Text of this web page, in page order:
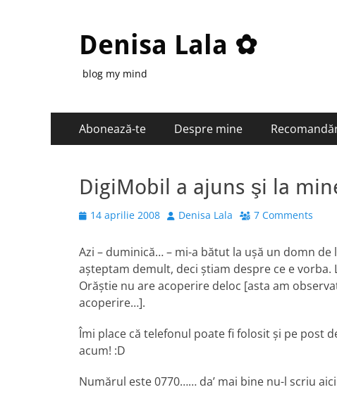
Denisa Lala ✿
blog my mind
Primary
Menu
Abonează-te Despre mine
DigiMobil a ajuns şi la
Posted
14 aprilie 2008 Author
Denisa Lala 7 Comments
Azi – duminică… – mi-a bătut la uşă un domn de
aşteptam demult, deci ştiam despre ce e
Orăştie nu are acoperire deloc [asta am
acoperire…].
Îmi place că telefonul poate fi folosit şi pe post
acum! :D
Numărul este 0770…… da’ mai bine nu-l scriu